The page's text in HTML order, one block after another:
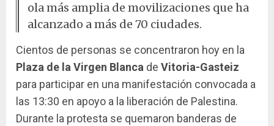
ola más amplia de movilizaciones que ha
alcanzado a más de 70 ciudades.
Cientos de personas se concentraron hoy en la
Plaza de la Virgen Blanca de Vitoria-Gasteiz
para participar en una manifestación convocada a
las 13:30 en apoyo a la liberación de Palestina.
Durante la protesta se quemaron banderas de